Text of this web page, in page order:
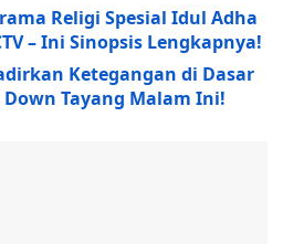
Religi Spesial Idul Adha
– Ini Sinopsis Lengkapnya!
Ketegangan di Dasar
Tayang Malam Ini!